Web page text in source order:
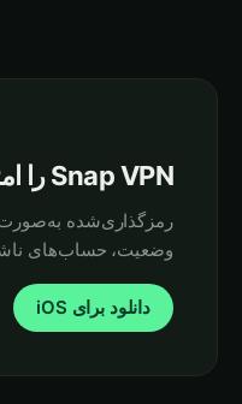
Snap VPN را امتحان کنید.
رمزگذاری‌شده
وضعیت، حساب‌های
دانلود برای iOS